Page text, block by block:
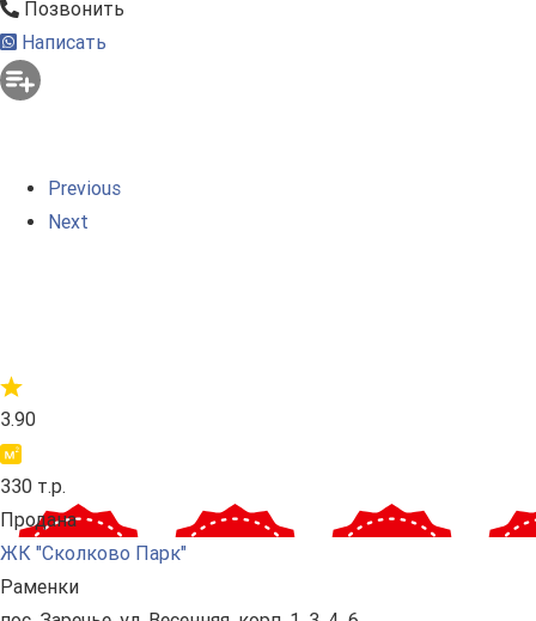
Позвонить
Написать
Previous
Next
3.90
330 т.р.
Продана
ЖК "Сколково Парк"
Раменки